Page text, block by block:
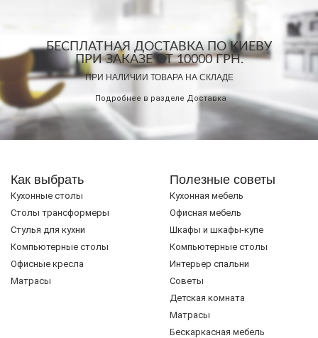
БЕСПЛАТНАЯ ДОСТАВКА ПО КИЕВУ
ПРИ ЗАКАЗЕ ОТ 10000 ГРН.
ПРИ НАЛИЧИИ ТОВАРА НА СКЛАДЕ
Подробнее в разделе Доставка
Как выбрать
Кухонные столы
Cтолы трансформеры
Стулья для кухни
Компьютерные столы
Офисные кресла
Матрасы
Полезные советы
Кухонная мебель
Офисная мебель
Шкафы и шкафы-купе
Компьютерные столы
Интерьер спальни
Советы
Детская комната
Матрасы
Бескаркасная мебель